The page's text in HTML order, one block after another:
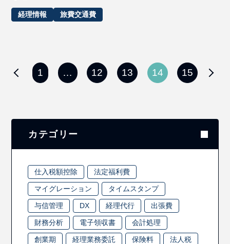
経理情報 旅費交通費
1 … 12 13 14 15
カテゴリー
仕入税額控除 法定福利費
マイグレーション タイムスタンプ
与信管理 DX 経理代行 出張費
財務分析 電子領収書 会計処理
創業期 経理業務委託 保険料 法人税